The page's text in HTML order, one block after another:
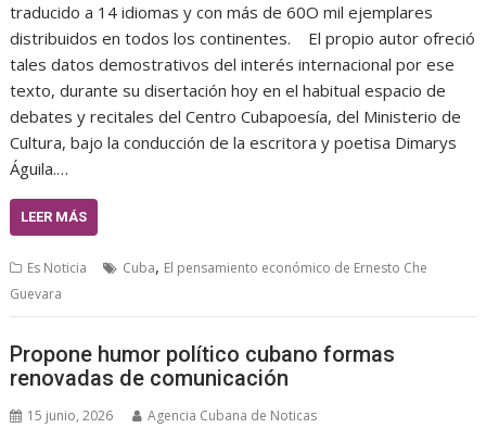
traducido a 14 idiomas y con más de 60O mil ejemplares
distribuidos en todos los continentes. El propio autor ofreció
tales datos demostrativos del interés internacional por ese
texto, durante su disertación hoy en el habitual espacio de
debates y recitales del Centro Cubapoesía, del Ministerio de
Cultura, bajo la conducción de la escritora y poetisa Dimarys
Águila.…
LEER MÁS
Es Noticia Cuba, El pensamiento económico de Ernesto Che
Guevara
Propone humor político cubano formas
renovadas de comunicación
15 junio, 2026 Agencia Cubana de Noticas